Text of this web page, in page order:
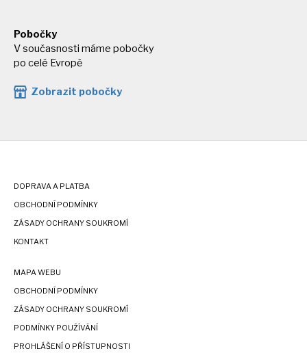
Pobočky
V současnosti máme pobočky
po celé Evropě
Zobrazit pobočky
DOPRAVA A PLATBA
OBCHODNÍ PODMÍNKY
ZÁSADY OCHRANY SOUKROMÍ
KONTAKT
MAPA WEBU
OBCHODNÍ PODMÍNKY
ZÁSADY OCHRANY SOUKROMÍ
PODMÍNKY POUŽÍVÁNÍ
PROHLÁŠENÍ O PŘÍSTUPNOSTI